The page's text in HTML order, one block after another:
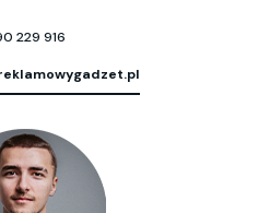
229 916